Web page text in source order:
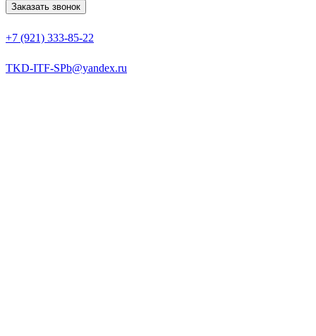
Заказать звонок
+7 (921) 333-85-22
TKD-ITF-SPb@yandex.ru